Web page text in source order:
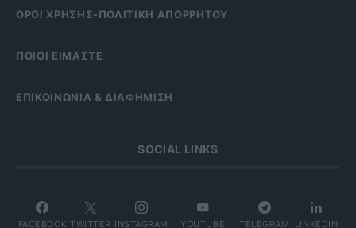
OΡΟΙ ΧΡΗΣΗΣ-ΠΟΛΙΤΙΚΗ ΑΠΟΡΡΗΤΟΥ
ΠΟΙΟΙ ΕΙΜΑΣΤΕ
ΕΠΙΚΟΙΝΩΝΙΑ & ΔΙΑΦΗΜΙΣΗ
SOCIAL LINKS
FACEBOOK TWITTER INSTAGRAM YOUTUBE TELEGRAM LINKEDIN